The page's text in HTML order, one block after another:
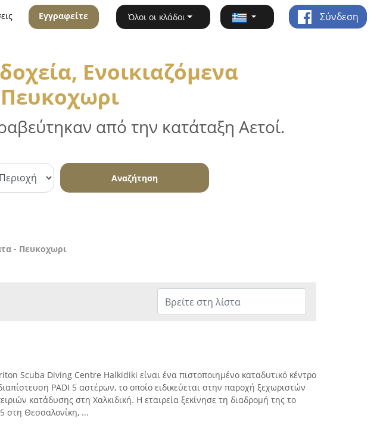
Εγγραφείτε Όλοι οι κλάδοι Σύνδεση
Ενοικιαζόμενα
από την κατάταξη Αετοί.
Αναζήτηση
- Πευκοχωρι
Scuba Diving Centre Halkidiki είναι ένα πιστοποιημένο καταδυτικό κέντρο
PADI 5 αστέρων, το οποίο ειδικεύεται στην παροχή ξεχωριστών
κατάδυσης στη Χαλκιδική. Η εταιρεία ξεκίνησε τη διαδρομή της το
στη Θεσσαλονίκη, ...